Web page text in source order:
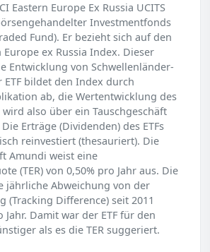
Eastern Europe Ex Russia UCITS
Investmentfonds
Fund). Er bezieht sich auf den
Europe ex Russia Index. Dieser
Entwicklung von Schwellenländer-
ETF bildet den Index durch
ab, die Wertentwicklung des
wird also über ein Tauschgeschäft
Erträge (Dividenden) des ETFs
reinvestiert (thesauriert). Die
Amundi weist eine
(TER) von 0,50% pro Jahr aus. Die
jährliche Abweichung von der
(Tracking Difference) seit 2011
Jahr. Damit war der ETF für den
als es die TER suggeriert.